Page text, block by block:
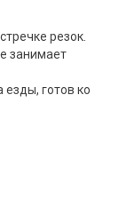
резок.
занимает
готов ко